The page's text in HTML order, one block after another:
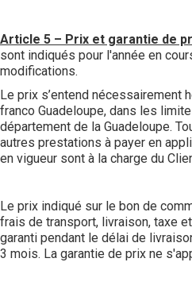
Article 5 – Prix et garantie de
sont indiqués pour l'année en
modifications.
Le prix s’entend nécessairement
franco Guadeloupe, dans les
département de la Guadeloupe.
autres prestations à payer en
en vigueur sont à la charge du
Le prix indiqué sur le bon de
frais de transport, livraison, taxe
garanti pendant le délai de
3 mois. La garantie de prix ne